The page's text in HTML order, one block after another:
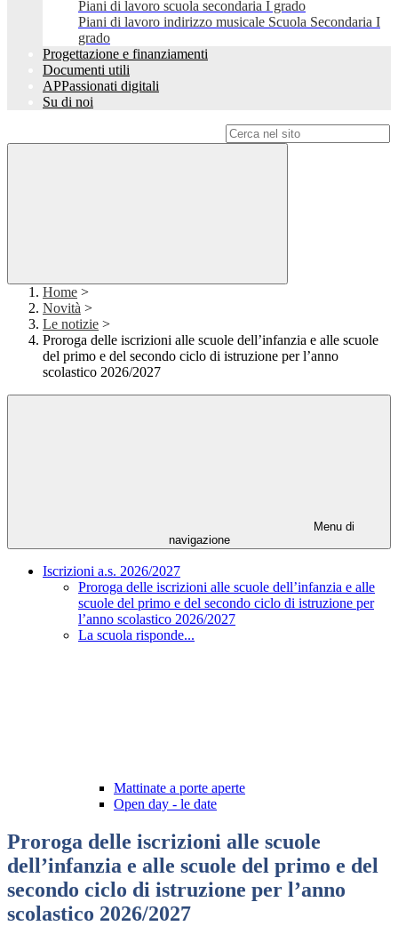
Piani di lavoro scuola secondaria I grado
Piani di lavoro indirizzo musicale Scuola Secondaria I
grado
Progettazione e finanziamenti
Documenti utili
APPassionati digitali
Su di noi
Home >
Novità >
Le notizie >
Proroga delle iscrizioni alle scuole dell’infanzia e alle scuole
del primo e del secondo ciclo di istruzione per l’anno
scolastico 2026/2027
Menu di
navigazione
Iscrizioni a.s. 2026/2027
Proroga delle iscrizioni alle scuole dell’infanzia e alle
scuole del primo e del secondo ciclo di istruzione per
l’anno scolastico 2026/2027
La scuola risponde...
Mattinate a porte aperte
Open day - le date
Proroga delle iscrizioni alle scuole
dell’infanzia e alle scuole del primo e del
secondo ciclo di istruzione per l’anno
scolastico 2026/2027